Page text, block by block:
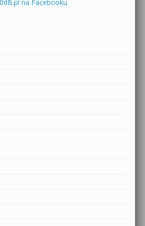
0dB.pl na Facebooku